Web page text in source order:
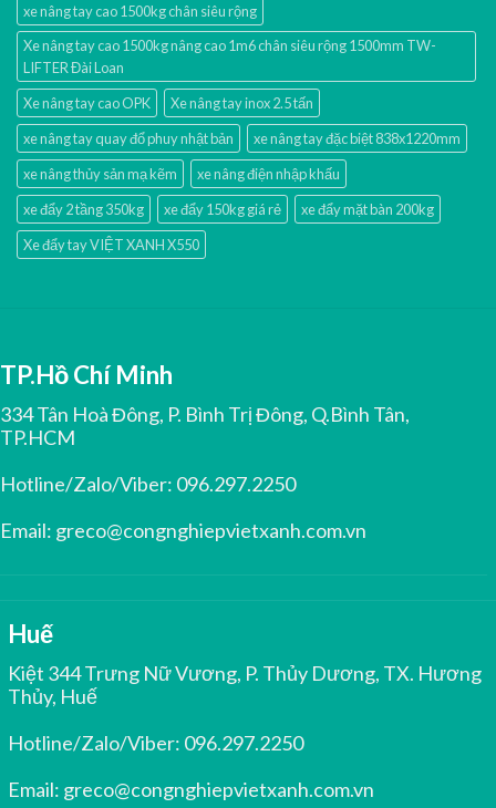
xe nâng tay cao 1500kg chân siêu rộng
Xe nâng tay cao 1500kg nâng cao 1m6 chân siêu rộng 1500mm TW-
LIFTER Đài Loan
Xe nâng tay cao OPK
Xe nâng tay inox 2.5 tấn
xe nâng tay quay đổ phuy nhật bản
xe nâng tay đặc biệt 838x1220mm
xe nâng thủy sản mạ kẽm
xe nâng điện nhập khấu
xe đẩy 2 tầng 350kg
xe đẩy 150kg giá rẻ
xe đẩy mặt bàn 200kg
Xe đẩy tay VIỆT XANH X550
TP.Hồ Chí Minh
334 Tân Hoà Đông, P. Bình Trị Đông, Q.Bình Tân,
TP.HCM
Hotline/Zalo/Viber: 096.297.2250
Email: greco@congnghiepvietxanh.com.vn
Huế
Kiệt 344 Trưng Nữ Vương, P. Thủy Dương, TX. Hương
Thủy, Huế
Hotline/Zalo/Viber: 096.297.2250
Email: greco@congnghiepvietxanh.com.vn